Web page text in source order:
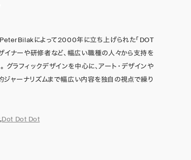
によって2000年に立ち上げられた「DOT
イナーや研修者など、幅広い職種の人々から支持を
グラフィックデザインを中心に、アート・デザインや
ジャーナリズムまで幅広い内容を独自の視点で繰り
,Dot Dot Dot